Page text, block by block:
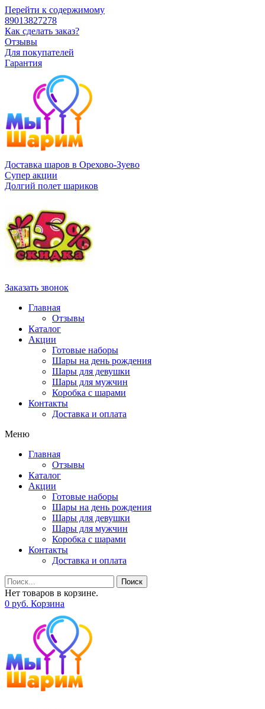
Перейти к содержимому
89013827278
Как сделать заказ?
Отзывы
Для покупателей
Гарантия
Доставка шаров в Орехово-Зуево
Супер акции
Долгий полет шариков
Заказать звонок
Главная
Отзывы
Каталог
Акции
Готовые наборы
Шары на день рождения
Шары для девушки
Шары для мужчин
Коробка с шарами
Контакты
Доставка и оплата
Меню
Главная
Отзывы
Каталог
Акции
Готовые наборы
Шары на день рождения
Шары для девушки
Шары для мужчин
Коробка с шарами
Контакты
Доставка и оплата
Поиск
Нет товаров в корзине.
0 руб. Корзина